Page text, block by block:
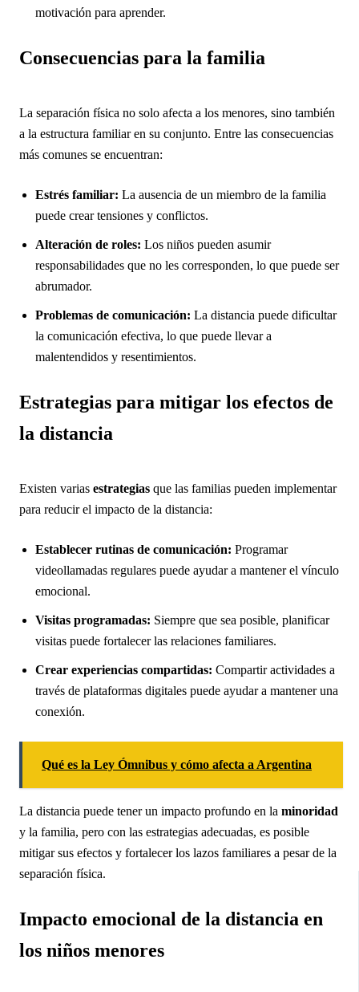
motivación para aprender.
Consecuencias para la familia
La separación física no solo afecta a los menores, sino también
a la estructura familiar en su conjunto. Entre las consecuencias
más comunes se encuentran:
Estrés familiar: La ausencia de un miembro de la familia
puede crear tensiones y conflictos.
Alteración de roles: Los niños pueden asumir
responsabilidades que no les corresponden, lo que puede ser
abrumador.
Problemas de comunicación: La distancia puede dificultar
la comunicación efectiva, lo que puede llevar a
malentendidos y resentimientos.
Estrategias para mitigar los efectos de
la distancia
Existen varias estrategias que las familias pueden implementar
para reducir el impacto de la distancia:
Establecer rutinas de comunicación: Programar
videollamadas regulares puede ayudar a mantener el vínculo
emocional.
Visitas programadas: Siempre que sea posible, planificar
visitas puede fortalecer las relaciones familiares.
Crear experiencias compartidas: Compartir actividades a
través de plataformas digitales puede ayudar a mantener una
conexión.
Qué es la Ley Ómnibus y cómo afecta a Argentina
La distancia puede tener un impacto profundo en la minoridad
y la familia, pero con las estrategias adecuadas, es posible
mitigar sus efectos y fortalecer los lazos familiares a pesar de la
separación física.
Impacto emocional de la distancia en
los niños menores